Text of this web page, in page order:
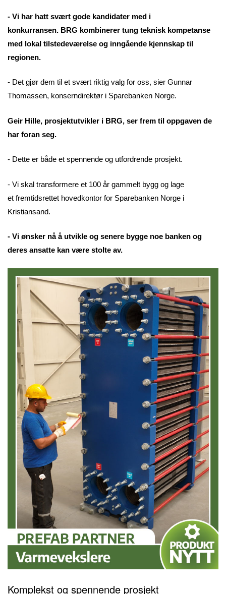
- Vi har hatt svært gode kandidater med i
konkurransen. BRG kombinerer tung teknisk kompetanse
med lokal tilstedeværelse og inngående kjennskap til
regionen.
- Det gjør dem til et svært riktig valg for oss, sier Gunnar
Thomassen, konserndirektør i Sparebanken Norge.
Geir Hille, prosjektutvikler i BRG, ser frem til oppgaven de
har foran seg.
- Dette er både et spennende og utfordrende prosjekt.
- Vi skal transformere et 100 år gammelt bygg og lage
et fremtidsrettet hovedkontor for Sparebanken Norge i
Kristiansand.
- Vi ønsker nå å utvikle og senere bygge noe banken og
deres ansatte kan være stolte av.
Komplekst og spennende prosjekt